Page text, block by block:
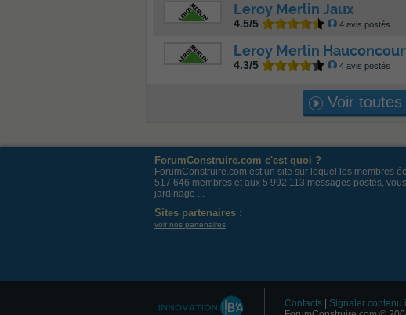
Leroy Merlin Jaux
4.5/5 4 avis postés
Leroy Merlin
4.3/5 4 avis postés
Voir toutes
ForumConstruire.com c'est quoi ?
ForumConstruire.com est un site sur lequel les membres
517 646 membres et aux 5 992 113 messages postés,
jardinage ...
Sites partenaires :
voir nos partenaires
Contacts Signaler contenu